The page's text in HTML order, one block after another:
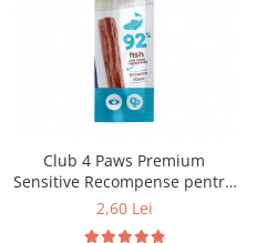
Club 4 Paws Premium
Sensitive Recompense pentru
caini stick cu somon, 12g
2,60 Lei